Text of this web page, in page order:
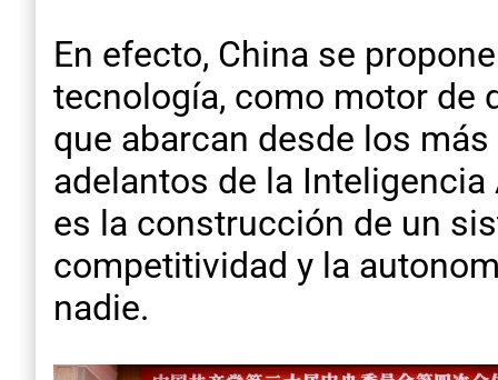
En efecto, China se
tecnología, como motor de
que abarcan desde los
adelantos de la
es la construcción de un
competitividad y la
nadie.